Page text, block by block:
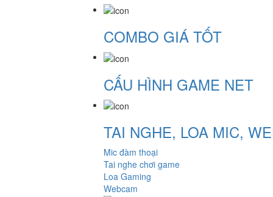
COMBO GIÁ TỐT
CẤU HÌNH GAME NET
TAI NGHE, LOA MIC,
Mic đàm thoại
Tai nghe chơi game
Loa Gaming
Webcam